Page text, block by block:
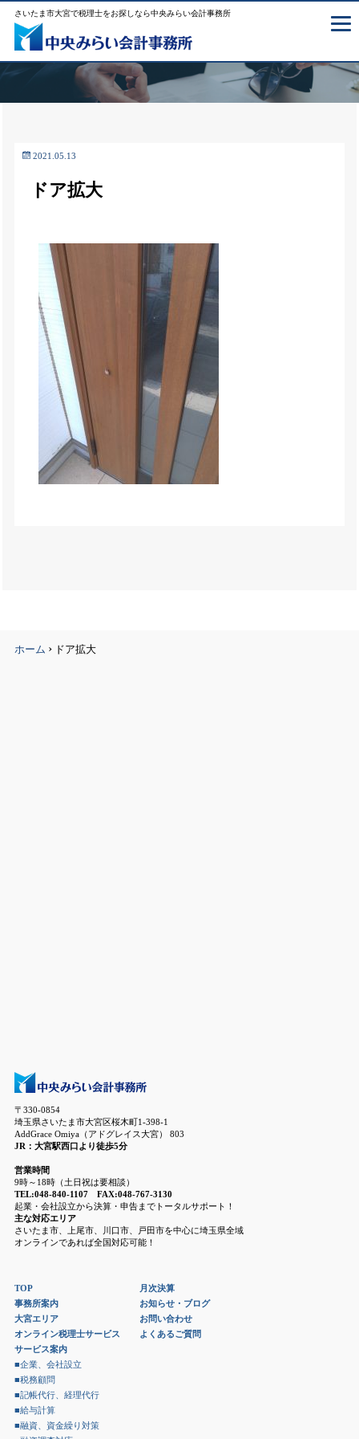
さいたま市大宮で税理士をお探しなら中央みらい会計事務所
2021.05.13
ドア拡大
ホーム ›ドア拡大
〒330-0854
埼玉県さいたま市大宮区桜木町1-398-1
AddGrace Omiya（アドグレイス大宮） 803
JR：大宮駅西口より徒歩5分
営業時間
9時～18時（土日祝は要相談）
TEL:048-840-1107 FAX:048-767-3130
起業・会社設立から決算・申告までトータルサポート！
主な対応エリア
さいたま市、上尾市、川口市、戸田市を中心に埼玉県全域
オンラインであれば全国対応可能！
TOP
事務所案内
大宮エリア
オンライン税理士サービス
サービス案内
■企業、会社設立
■税務顧問
■記帳代行、経理代行
■給与計算
■融資、資金繰り対策
月次決算
お知らせ・ブログ
お問い合わせ
よくあるご質問